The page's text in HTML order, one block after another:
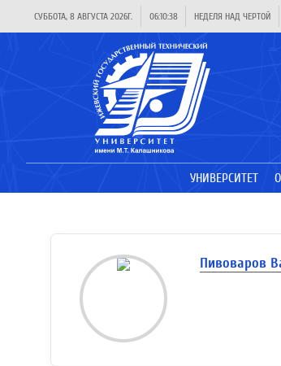
СУББОТА, 8 АВГУСТА 2026Г. 06:10:38 НЕДЕЛЯ НАД ЧЕРТОЙ
УНИВЕРСИТЕТ
Пивоваров